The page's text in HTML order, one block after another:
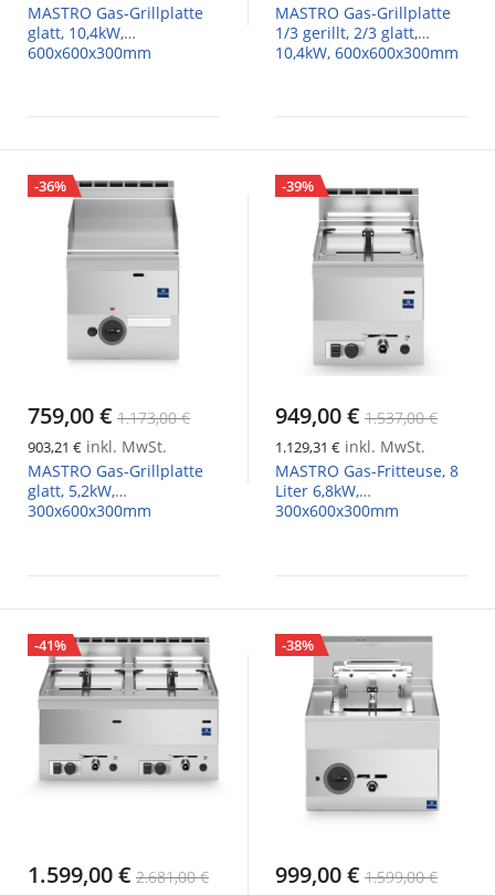
MASTRO Gas-Grillplatte
glatt, 10,4kW,
600x600x300mm
MASTRO Gas-Grillplatte
1/3 gerillt, 2/3 glatt,
10,4kW, 600x600x300mm
-36%
759,00 € 1.173,00 €
903,21 € inkl. MwSt.
MASTRO Gas-Grillplatte
glatt, 5,2kW,
300x600x300mm
-39%
949,00 € 1.537,00 €
1.129,31 € inkl. MwSt.
MASTRO Gas-Fritteuse, 8
Liter 6,8kW,
300x600x300mm
-41%
1.599,00 € 2.681,00 €
-38%
999,00 € 1.599,00 €